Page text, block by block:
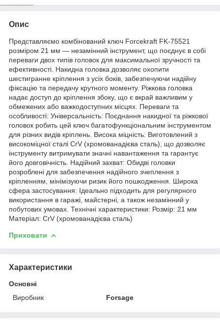
Опис
Представляємо комбінований ключ Forcekraft FK-75521
розміром 21 мм — незамінний інструмент, що поєднує в собі
переваги двох типів головок для максимальної зручності та
ефективності. Накидна головка дозволяє охопити
шестигранне кріплення з усіх боків, забезпечуючи надійну
фіксацію та передачу крутного моменту. Ріжкова головка
надає доступ до кріплення збоку, що є вкрай важливим у
обмежених або важкодоступних місцях. Переваги та
особливості: Універсальність: Поєднання накидної та ріжкової
головок робить цей ключ багатофункціональним інструментом
для різних видів кріплень. Висока міцність: Виготовлений з
високоміцної сталі CrV (хромованадієва сталь), що дозволяє
інструменту витримувати значні навантаження та гарантує
його довговічність. Надійний захват: Обидві головки
розроблені для забезпечення надійного зчеплення з
кріпленням, мінімізуючи ризик його пошкодження. Широка
сфера застосування: Ідеально підходить для регулярного
використання в гаражі, майстерні, а також незамінний у
побутових умовах. Технічні характеристики: Розмір: 21 мм
Матеріал: CrV (хромованадієва сталь)
Приховати
Характеристики
Основні
Виробник
Forsage